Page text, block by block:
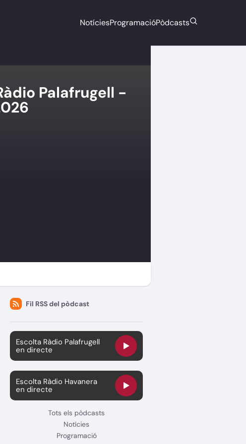
NotíciesProgramacióPòdcasts
Palafrugell -
Fil RSS del pòdcast
Escolta Ràdio Palafrugell
en directe
Escolta Ràdio Havanera
en directe
Tots els pòdcasts
Notícies
Programació